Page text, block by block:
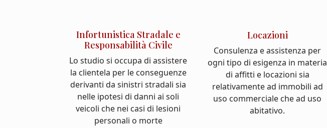
Infortunistica Stradale e
Responsabilità Civile
Lo studio si occupa di assistere
la clientela per le conseguenze
derivanti da sinistri stradali sia
nelle ipotesi di danni ai soli
veicoli che nei casi di lesioni
personali o morte
Locazioni
Consulenza e assistenza per
ogni tipo di esigenza in materia
di affitti e locazioni sia
relativamente ad immobili ad
uso commerciale che ad uso
abitativo.